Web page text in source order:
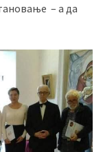
– а да